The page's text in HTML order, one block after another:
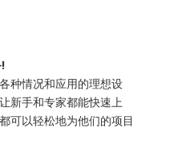
种情况和应用的理想设
新手和专家都能快速上
可以轻松地为他们的项目